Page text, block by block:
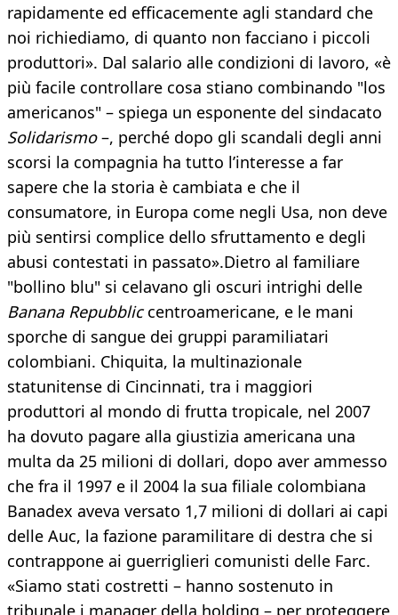
rapidamente ed efficacemente agli standard che
noi richiediamo, di quanto non facciano i piccoli
produttori». Dal salario alle condizioni di lavoro, «è
più facile controllare cosa stiano combinando "los
americanos" – spiega un esponente del sindacato
Solidarismo–, perché dopo gli scandali degli anni
scorsi la compagnia ha tutto l’interesse a far
sapere che la storia è cambiata e che il
consumatore, in Europa come negli Usa, non deve
più sentirsi complice dello sfruttamento e degli
abusi contestati in passato».Dietro al familiare
"bollino blu" si celavano gli oscuri intrighi delle
Banana Repubbliccentroamericane, e le mani
sporche di sangue dei gruppi paramiliatari
colombiani. Chiquita, la multinazionale
statunitense di Cincinnati, tra i maggiori
produttori al mondo di frutta tropicale, nel 2007
ha dovuto pagare alla giustizia americana una
multa da 25 milioni di dollari, dopo aver ammesso
che fra il 1997 e il 2004 la sua filiale colombiana
Banadex aveva versato 1,7 milioni di dollari ai capi
delle Auc, la fazione paramilitare di destra che si
contrappone ai guerriglieri comunisti delle Farc.
«Siamo stati costretti – hanno sostenuto in
tribunale i manager della holding – per proteggere